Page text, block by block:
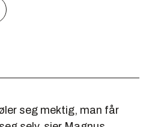
seg mektig, man får